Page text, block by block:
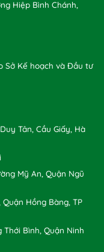
Hiệp Bình Chánh,
Sở Kế hoạch và Đầu tư
Tân, Cầu Giấy, Hà
Mỹ An, Quận Ngũ
Hồng Bàng, TP
Thới Bình, Quận Ninh